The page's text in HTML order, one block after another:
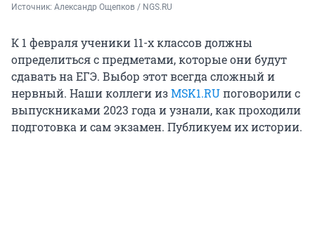
Источник: Александр Ощепков / NGS.RU
К 1 февраля ученики 11-х классов должны
определиться с предметами, которые они будут
сдавать на ЕГЭ. Выбор этот всегда сложный и
нервный. Наши коллеги изMSK1.RUпоговорили с
выпускниками 2023 года и узнали, как проходили
подготовка и сам экзамен. Публикуем их истории.